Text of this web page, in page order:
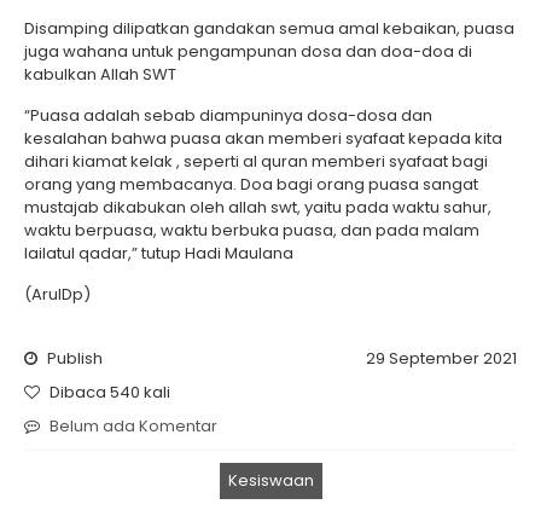
Disamping dilipatkan gandakan semua amal kebaikan, puasa
juga wahana untuk pengampunan dosa dan doa-doa di
kabulkan Allah SWT
“Puasa adalah sebab diampuninya dosa-dosa dan
kesalahan bahwa puasa akan memberi syafaat kepada kita
dihari kiamat kelak , seperti al quran memberi syafaat bagi
orang yang membacanya. Doa bagi orang puasa sangat
mustajab dikabukan oleh allah swt, yaitu pada waktu sahur,
waktu berpuasa, waktu berbuka puasa, dan pada malam
lailatul qadar,” tutup Hadi Maulana
(ArulDp)
Publish
29 September 2021
Dibaca 540 kali
Belum ada Komentar
Kesiswaan